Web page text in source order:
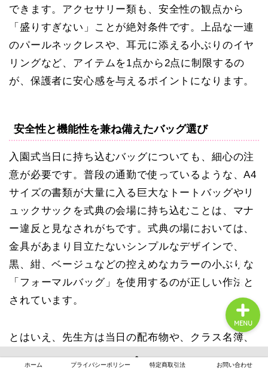
できます。アクセサリー類も、安全性の観点から
「盛りすぎない」ことが絶対条件です。上品な一連
のパールネックレスや、耳元に添える小ぶりのイヤ
リングなど、アイテムを1点から2点に制限するの
が、保護者に安心感を与えるポイントになります。
安全性と機能性を兼ね備えたバッグ選び
入園式当日に持ち込むバッグについても、細心の注
意が必要です。普段の通勤で使っているような、A4
サイズの書類が大量に入る巨大なトートバッグやリ
ュックサックを式典の会場に持ち込むことは、マナ
ー違反と見なされがちです。式典の場においては、
金具があまり目立たないシンプルなデザインで、
黒、紺、ベージュなどの控えめなカラーの小ぶりな
「フォーマルバッグ」 を使用するのが正しい作法と
されています。
とはいえ、先生方は当日の配布物や、クラス名簿、
ハサミやテープといった個人的な業務用品など、ど
ホーム プライバシーポリシー 特定商取引法 お問い合わせ
MENU
月案まとめ
保育の悩み
保育士転職